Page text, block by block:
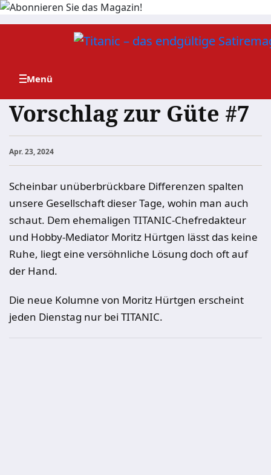
Zum
Vorschlag zur Güte #7
Apr. 23, 2024
Scheinbar unüberbrückbare Differenzen spalten
unsere Gesellschaft dieser Tage, wohin man auch
schaut. Dem ehemaligen TITANIC-Chefredakteur
und Hobby-Mediator Moritz Hürtgen lässt das keine
Ruhe, liegt eine versöhnliche Lösung doch oft auf
der Hand.
Die neue Kolumne von Moritz Hürtgen erscheint
jeden Dienstag nur bei TITANIC.